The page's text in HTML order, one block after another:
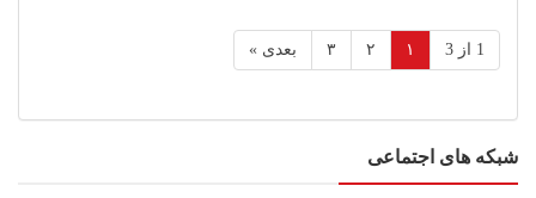
1 از 3 ۱ ۲ ۳ بعدی »
شبکه های اجتماعی